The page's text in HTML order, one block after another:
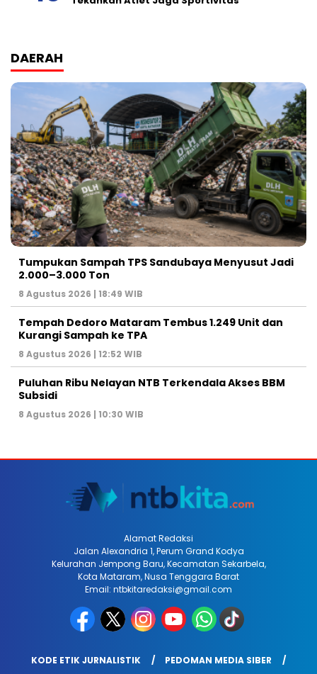
DAERAH
Tumpukan Sampah TPS Sandubaya Menyusut Jadi
2.000–3.000 Ton
8 Agustus 2026 | 18:49 WIB
Tempah Dedoro Mataram Tembus 1.249 Unit dan
Kurangi Sampah ke TPA
8 Agustus 2026 | 12:52 WIB
Puluhan Ribu Nelayan NTB Terkendala Akses BBM
Subsidi
8 Agustus 2026 | 10:30 WIB
Alamat Redaksi
Jalan Alexandria 1, Perum Grand Kodya
Kelurahan Jempong Baru, Kecamatan Sekarbela,
Kota Mataram, Nusa Tenggara Barat
Email: ntbkitaredaksi@gmail.com
KODE ETIK JURNALISTIK PEDOMAN MEDIA SIBER